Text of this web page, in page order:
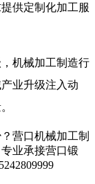
供定制化加工服
机械加工制造行
业升级注入动
营口机械加工制
业承接营口锻